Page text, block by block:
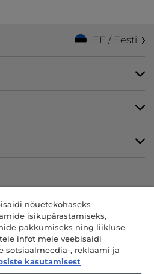
EE / Eesti
- ainuosanik - REGISTRIJÄRGNE
Brugherio (MB) - Itaalia - BÜROOD:
- 20861 Brugherio (MB) ja Via Trento
nõuetekohaseks
isikupärastamiseks,
pakkumiseks ning liikluse
infot meie veebisaidi
sotsiaalmeedia-, reklaami ja
kasutamisest